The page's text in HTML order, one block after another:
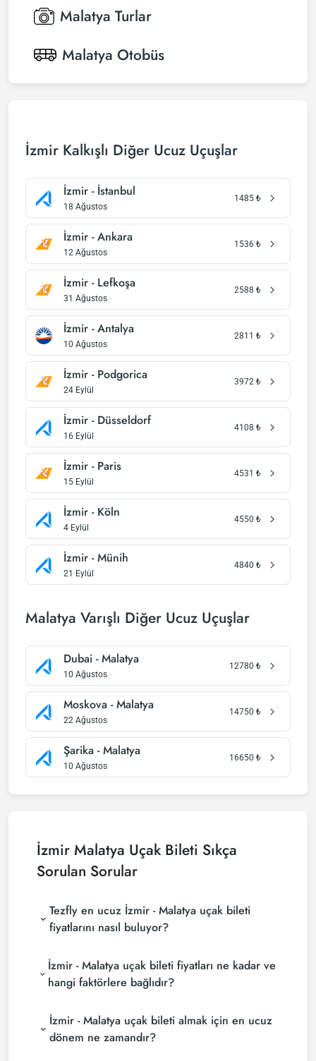
Malatya Turlar
Malatya Otobüs
İzmir Kalkışlı Diğer Ucuz Uçuşlar
İzmir - İstanbul
18 Ağustos
1485 ₺
İzmir - Ankara
12 Ağustos
1536 ₺
İzmir - Lefkoşa
31 Ağustos
2588 ₺
İzmir - Antalya
10 Ağustos
2811 ₺
İzmir - Podgorica
24 Eylül
3972 ₺
İzmir - Düsseldorf
16 Eylül
4108 ₺
İzmir - Paris
15 Eylül
4531 ₺
İzmir - Köln
4 Eylül
4550 ₺
İzmir - Münih
21 Eylül
4840 ₺
Malatya Varışlı Diğer Ucuz Uçuşlar
Dubai - Malatya
10 Ağustos
12780 ₺
Moskova - Malatya
22 Ağustos
14750 ₺
Şarika - Malatya
10 Ağustos
16650 ₺
İzmir Malatya Uçak Bileti Sıkça
Sorulan Sorular
Tezfly en ucuz İzmir - Malatya uçak bileti
fiyatlarını nasıl buluyor?
bulmak için tur operatörleri, büyük rezervasyon
siteleri (konsolidatörler) ve yüzlerce havayolu
sitesini aramaktadır. Tezfly sitesinde yapacağın tek
İzmir - Malatya uçak biletlerini bulup karşılaştırabilir
ve un uygun biletini seçebilirsin.
İzmir - Malatya uçak bileti fiyatları ne kadar ve
hangi faktörlere bağlıdır?
şirketine, seyahat tarihlerinize, bilet sınıfınıza ve
rezervasyon yapılan döneme göre değişiklik
İzmir - Malatya uçak bileti almak için en ucuz
dönem ne zamandır?